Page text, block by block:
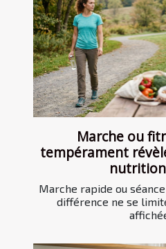
Marche ou
tempérament
Marche rapide ou
différence ne se